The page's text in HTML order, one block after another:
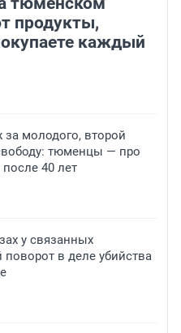
продукты,
каждый
молодого, второй
тюменцы — про
40 лет
у связанных
в деле убийства